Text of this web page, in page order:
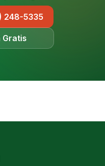
248-5335
Gratis